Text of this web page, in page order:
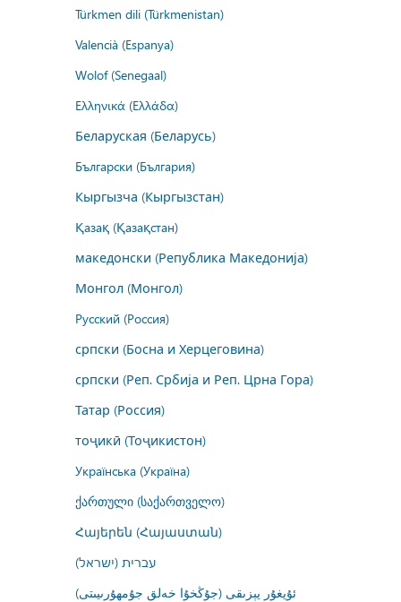
Türkmen dili (Türkmenistan)
Valencià (Espanya)
Wolof (Senegaal)
Ελληνικά (Ελλάδα)
Беларуская (Беларусь)
Български (България)
Кыргызча (Кыргызстан)
Қазақ (Қазақстан)
македонски (Република Македонија)
Монгол (Монгол)
Русский (Россия)
српски (Босна и Херцеговина)
српски (Реп. Србија и Реп. Црна Гора)
Татар (Россия)
тоҷикӣ (Тоҷикистон)
Українська (Україна)
ქართული (საქართველო)
Հայերեն (Հայաստան)
עברית (ישראל)
ئۇيغۇر يېزىقى (جۇڭخۇا خەلق جۇمھۇرىيىتى)